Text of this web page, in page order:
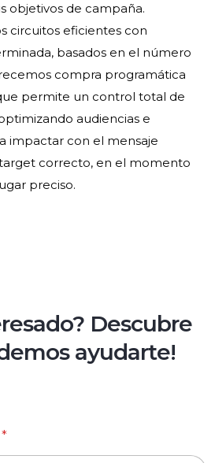
objetivos de campaña.
circuitos eficientes con
basados en el número
compra programática
permite un control total de
audiencias e
impactar con el mensaje
correcto, en el momento
preciso.
Descubre
ayudarte!
*